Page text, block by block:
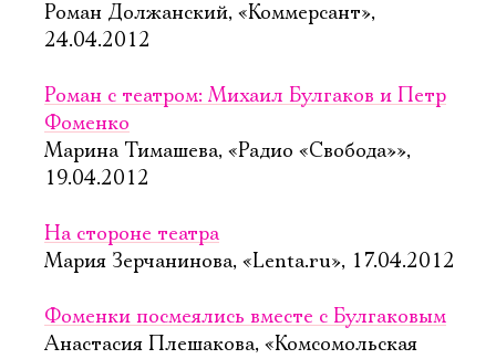
Роман Должанский, «Коммерсант»,
24.04.2012
Роман с театром: Михаил Булгаков и Петр
Фоменко
Марина Тимашева, «Радио «Свобода»»,
19.04.2012
На стороне театра
Мария Зерчанинова, «Lenta.ru», 17.04.2012
Фоменки посмеялись вместе с Булгаковым
Анастасия Плешакова, «Комсомольская